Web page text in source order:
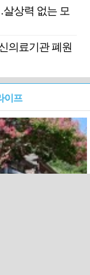
상력 없는 모
의료기관 폐원
이프